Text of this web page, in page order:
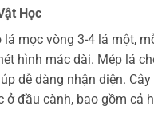
Học
lá mọc vòng 3-4 lá một,
hình mác dài. Mép lá
dễ dàng nhận diện.
ở đầu cành, bao gồm cả